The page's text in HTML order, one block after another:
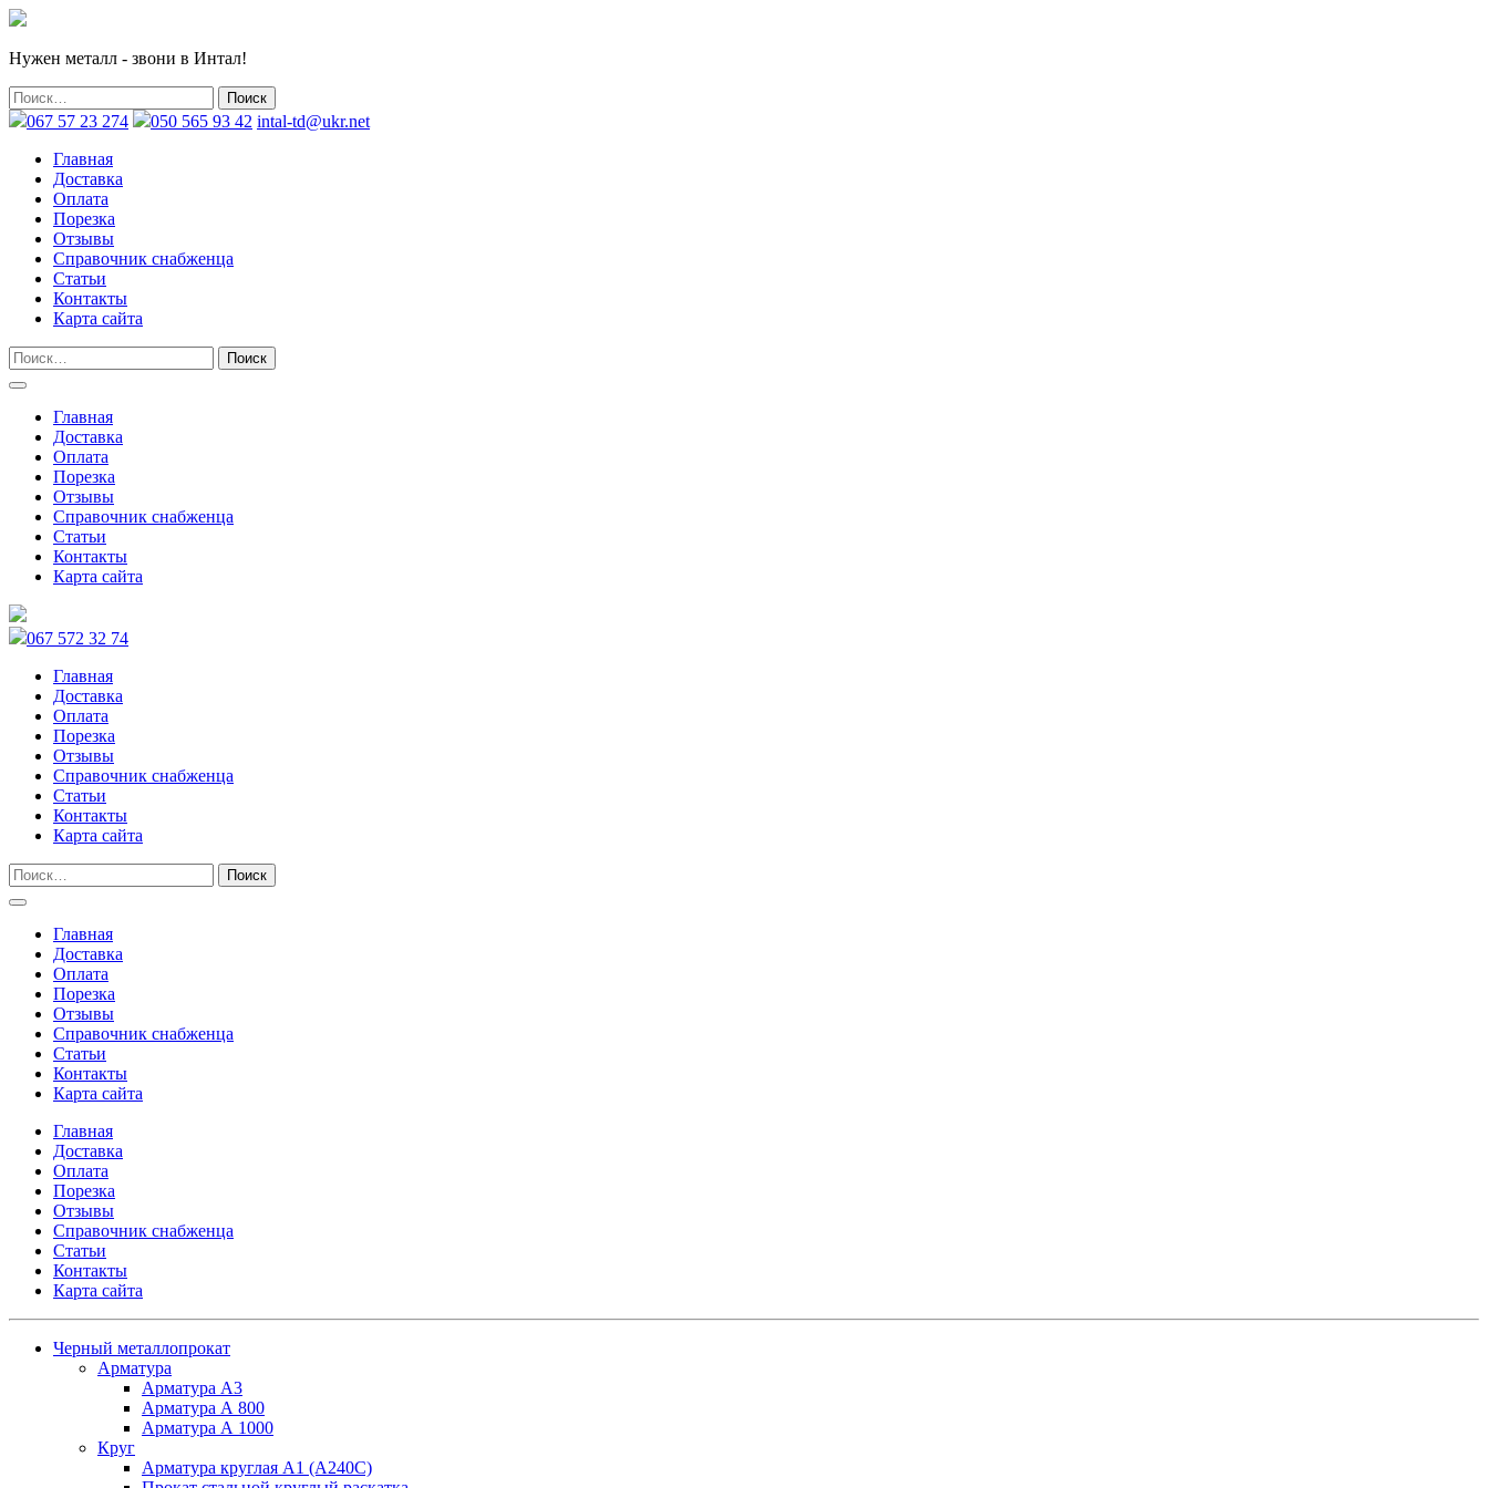
Нужен металл - звони в Интал!
067 57 23 274 050 565 93 42 intal-td@ukr.net
Главная
Доставка
Оплата
Порезка
Отзывы
Справочник снабженца
Статьи
Контакты
Карта сайта
Главная
Доставка
Оплата
Порезка
Отзывы
Справочник снабженца
Статьи
Контакты
Карта сайта
067 572 32 74
Главная
Доставка
Оплата
Порезка
Отзывы
Справочник снабженца
Статьи
Контакты
Карта сайта
Главная
Доставка
Оплата
Порезка
Отзывы
Справочник снабженца
Статьи
Контакты
Карта сайта
Главная
Доставка
Оплата
Порезка
Отзывы
Справочник снабженца
Статьи
Контакты
Карта сайта
Черный металлопрокат
Арматура
Арматура А3
Арматура А 800
Арматура А 1000
Круг
Арматура круглая А1 (А240C)